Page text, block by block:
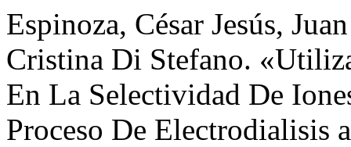
Espinoza, César Jesús,
Cristina Di Stefano.
En La Selectividad De
Proceso De Electrodialisis